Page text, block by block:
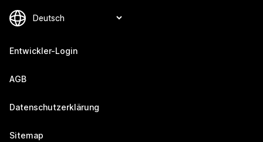
Entwickler-Login
AGB
Datenschutzerklärung
Sitemap